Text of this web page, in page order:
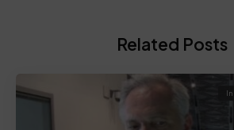
Related Posts